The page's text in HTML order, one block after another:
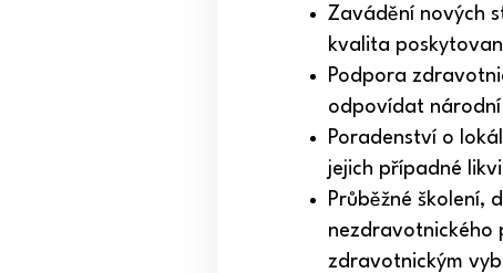
Zavádění nových
kvalita
Podpora
odpovídat
Poradenství o
jejich případné
Průběžné
nezdravotnického
zdravotnickým